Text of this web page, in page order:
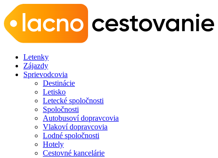
Letenky
Zájazdy
Sprievodcovia
Destinácie
Letisko
Letecké spoločnosti
Spoločnosti
Autobusoví dopravcovia
Vlakoví dopravcovia
Lodné spoločnosti
Hotely
Cestovné kancelárie